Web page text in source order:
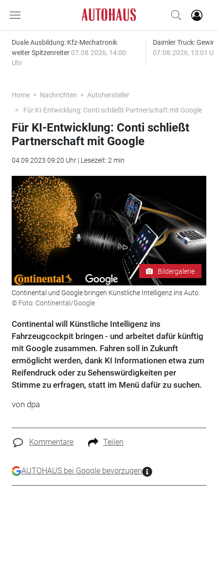
Duale Ausbildung: Kfz-Mechatronik
weiter Spitzenreiter 07.08.2026, 14:00
Uhr
Daimler Truck:
07.08.2026, 13:01
Home Nachrichten
Autohersteller
Für KI-Entwicklung: Conti schließt Partnerschaft mit Google
Für KI-Entwicklung: Conti schließt
Partnerschaft mit Google
04.09.2023 09:20 Uhr | Lesezeit: 2 min
Bildergalerie
Continental und Google bringen Künstliche Intelligenz ins Auto.
© Foto: Continental/Google
Continental will Künstliche Intelligenz ins
Fahrzeugcockpit bringen - und arbeitet dafür künftig
mit Google zusammen. Fahren soll in Zukunft
ermöglicht werden, dank KI Informationen etwa zum
Reifendruck oder zu Sehenswürdigkeiten per
Stimme zu erfragen, statt im Menü dafür zu suchen.
von dpa
Kommentare Teilen
AUTOHAUS bei Google bevorzugen